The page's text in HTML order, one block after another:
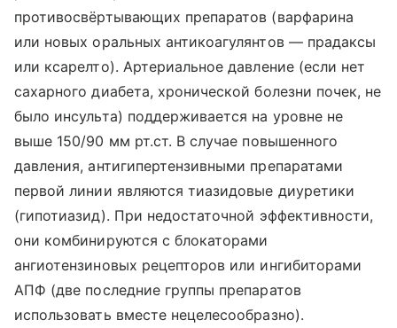
противосвёртывающих препаратов (варфарина
или новых оральных антикоагулянтов — прадаксы
или ксарелто). Артериальное давление (если нет
сахарного диабета, хронической болезни почек, не
было инсульта) поддерживается на уровне не
выше 150/90 мм рт.ст. В случае повышенного
давления, антигипертензивными препаратами
первой линии являются тиазидовые диуретики
(гипотиазид). При недостаточной эффективности,
они комбинируются с блокаторами
ангиотензиновых рецепторов или ингибиторами
АПФ (две последние группы препаратов
использовать вместе нецелесообразно).